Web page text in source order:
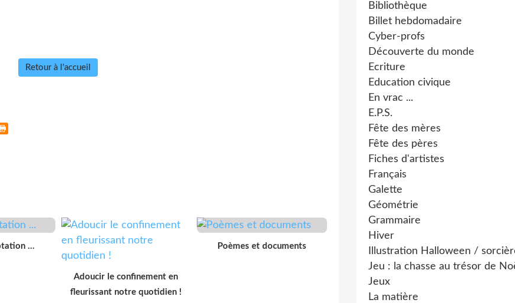
Retour à l'accueil
...
Adoucir le confinement en
fleurissant notre quotidien !
Poèmes et documents
Bibliothèque
Billet hebdomadaire
Cyber-profs
Découverte du monde
Ecriture
Education civique
En vrac ...
E.P.S.
Fête des mères
Fête des pères
Fiches d'artistes
Français
Galette
Géométrie
Grammaire
Hiver
Illustration Halloween /
Jeu : la chasse au trésor de
Jeux
La matière